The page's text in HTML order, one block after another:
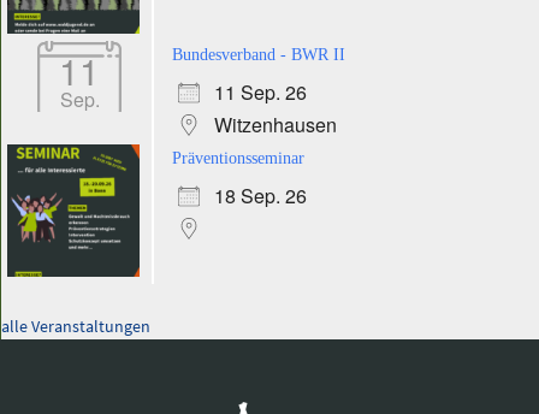
11
Sep.
Bundesverband - BWR II
11 Sep. 26
Witzenhausen
Präventionsseminar
18 Sep. 26
alle Veranstaltungen